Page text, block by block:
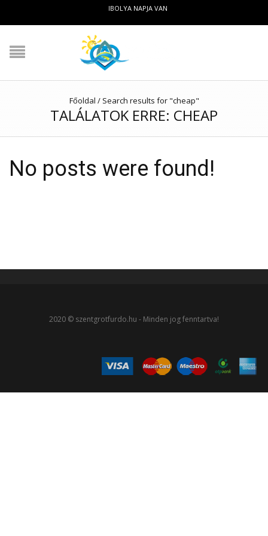
IBOLYA NAPJA VAN
Főoldal / Search results for "cheap"
TALÁLATOK ERRE: CHEAP
No posts were found!
2020 © szentgrotfurdo.hu - Minden jog fenntartva!